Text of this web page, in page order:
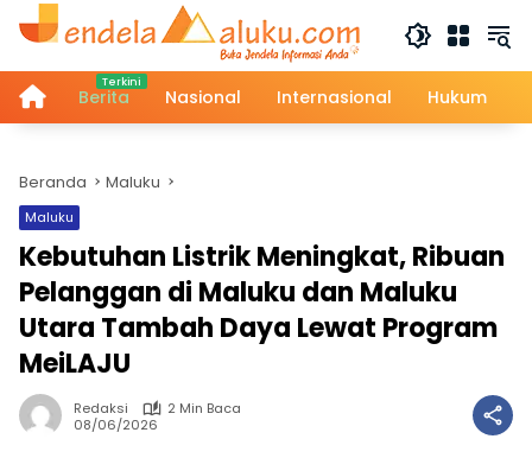
Langsung
HomeBerita Nasional Internasional Hukum
Beranda Maluku
Maluku
Kebutuhan Listrik Meningkat, Ribuan
Pelanggan di Maluku dan Maluku
Utara Tambah Daya Lewat Program
MeiLAJU
Redaksi
2 Min Baca
08/06/2026